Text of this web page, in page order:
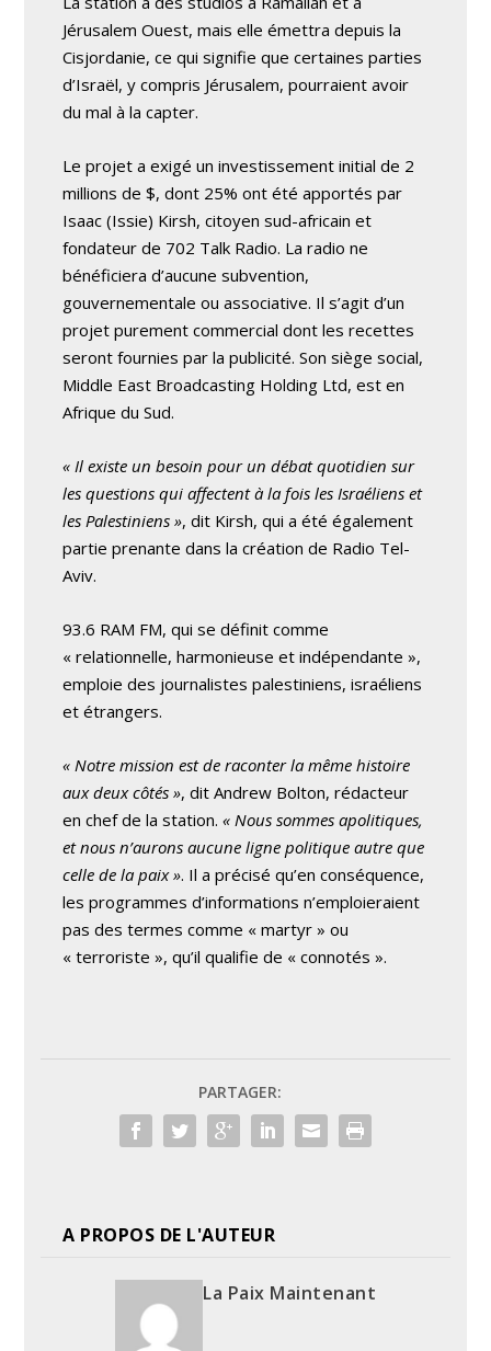
Jérusalem Ouest, mais elle émettra depuis la
Cisjordanie, ce qui signifie que certaines parties
d’Israël, y compris Jérusalem, pourraient avoir
du mal à la capter.
Le projet a exigé un investissement initial de 2
millions de $, dont 25% ont été apportés par
Isaac (Issie) Kirsh, citoyen sud-africain et
fondateur de 702 Talk Radio. La radio ne
bénéficiera d’aucune subvention,
gouvernementale ou associative. Il s’agit d’un
projet purement commercial dont les recettes
seront fournies par la publicité. Son siège social,
Middle East Broadcasting Holding Ltd, est en
Afrique du Sud.
« Il existe un besoin pour un débat quotidien sur
les questions qui affectent à la fois les Israéliens et
les Palestiniens », dit Kirsh, qui a été également
partie prenante dans la création de Radio Tel-
Aviv.
93.6 RAM FM, qui se définit comme
« relationnelle, harmonieuse et indépendante »,
emploie des journalistes palestiniens, israéliens
et étrangers.
« Notre mission est de raconter la même histoire
aux deux côtés », dit Andrew Bolton, rédacteur
en chef de la station.« Nous sommes apolitiques,
et nous n’aurons aucune ligne politique autre que
celle de la paix ». Il a précisé qu’en conséquence,
les programmes d’informations n’emploieraient
pas des termes comme « martyr » ou
« terroriste », qu’il qualifie de « connotés ».
PARTAGER:
A PROPOS DE L'AUTEUR
La Paix Maintenant